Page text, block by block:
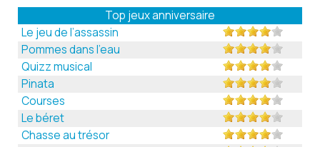
Top jeux anniversaire
Le jeu de l’assassin
Pommes dans l’eau
Quizz musical
Pinata
Courses
Le béret
Chasse au trésor